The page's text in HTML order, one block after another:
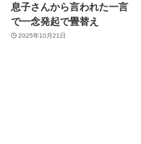
息子さんから言われた一言
で一念発起で畳替え
2025年10月21日